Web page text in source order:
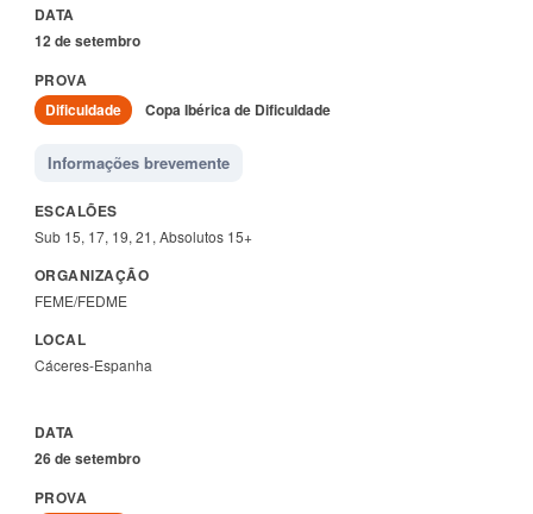
12 de setembro
Dificuldade Copa Ibérica de Dificuldade
Informações brevemente
Sub 15, 17, 19, 21, Absolutos 15+
FEME/FEDME
Cáceres-Espanha
26 de setembro